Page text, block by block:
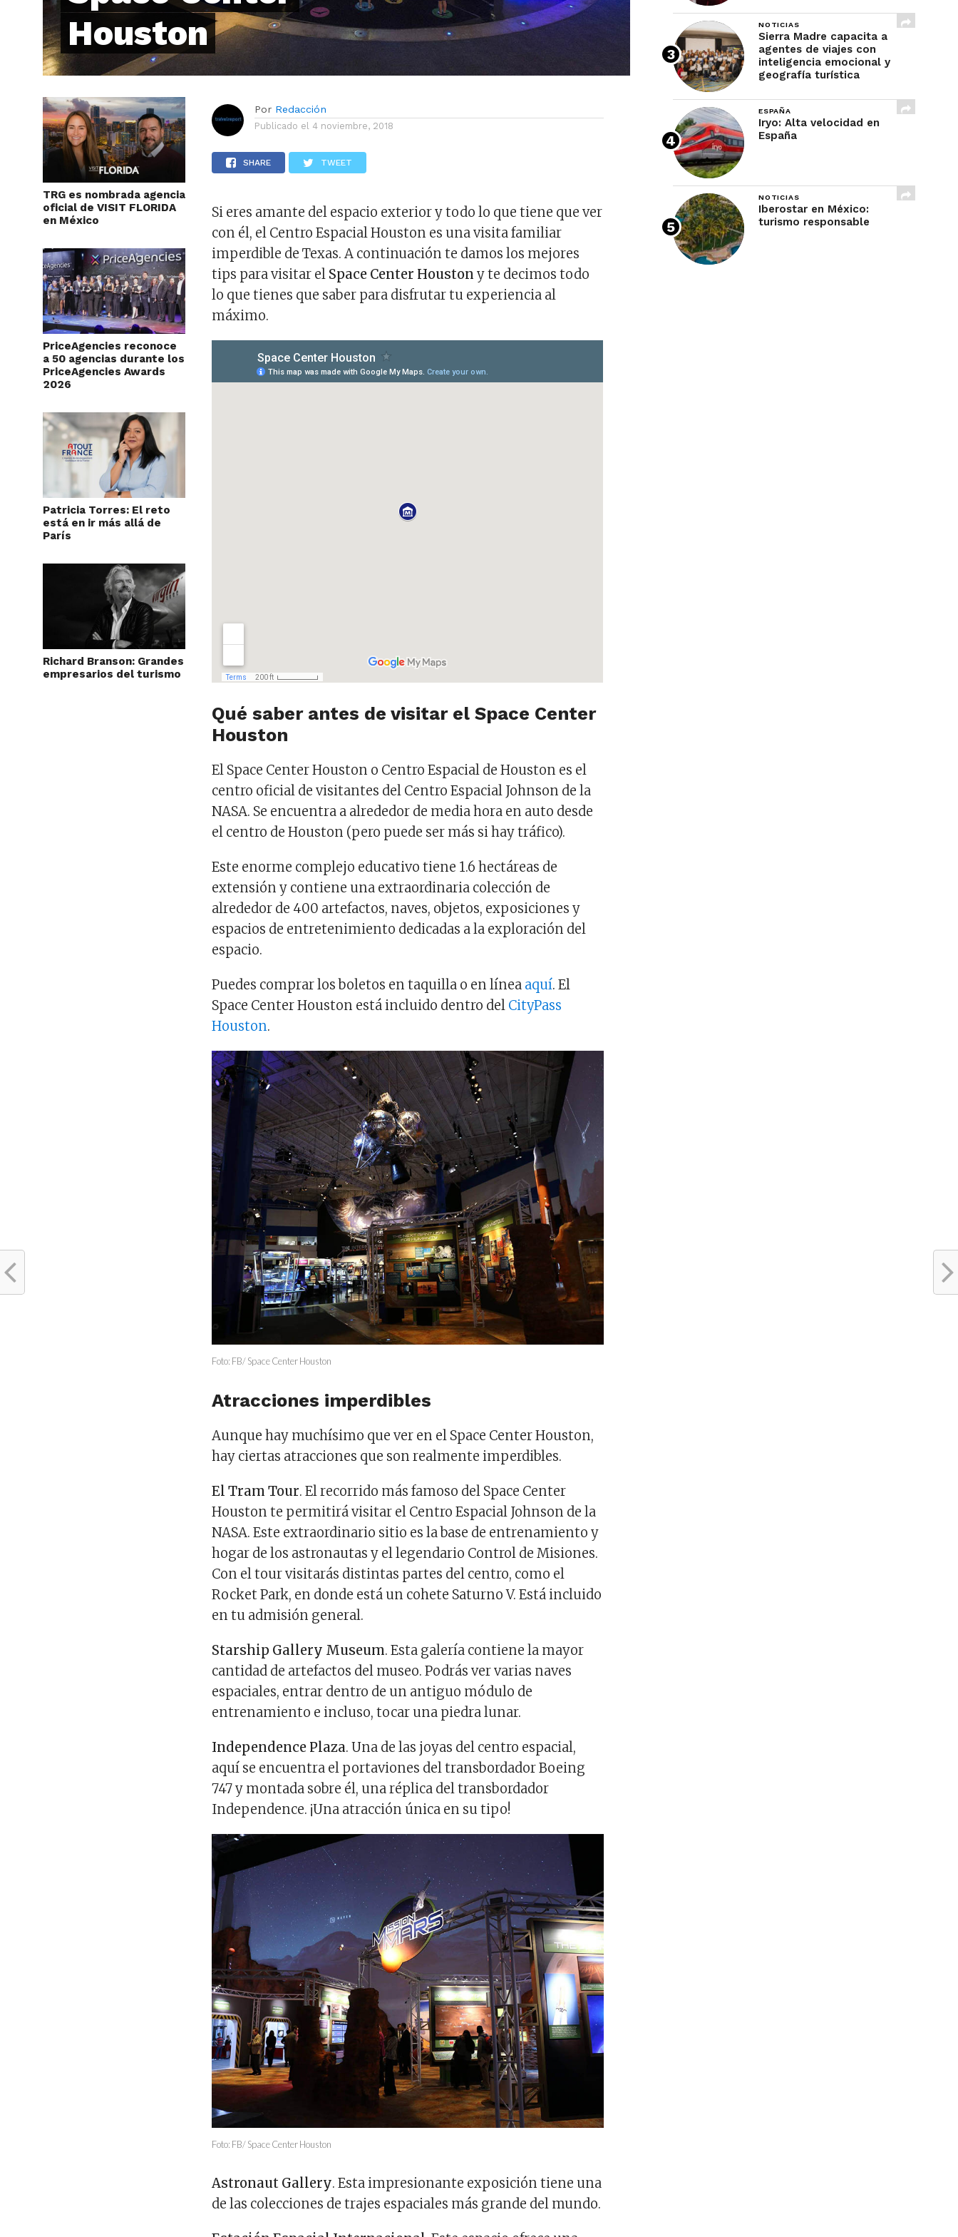
Houston
TRG es nombrada agencia
oficial de VISIT FLORIDA
en México
PriceAgencies reconoce
a 50 agencias durante los
PriceAgencies Awards
2026
Patricia Torres: El reto
está en ir más allá de
París
Richard Branson: Grandes
empresarios del turismo
Por Redacción
Publicado el 4 noviembre, 2018
SHARE TWEET
Si eres amante del espacio exterior y todo lo que tiene que ver
con él, el Centro Espacial Houston es una visita familiar
imperdible de Texas. A continuación te damos los mejores
tips para visitar el Space Center Houston y te decimos todo
lo que tienes que saber para disfrutar tu experiencia al
máximo.
Qué saber antes de visitar el Space Center
Houston
El Space Center Houston o Centro Espacial de Houston es el
centro oficial de visitantes del Centro Espacial Johnson de la
NASA. Se encuentra a alrededor de media hora en auto desde
el centro de Houston (pero puede ser más si hay tráfico).
Este enorme complejo educativo tiene 1.6 hectáreas de
extensión y contiene una extraordinaria colección de
alrededor de 400 artefactos, naves, objetos, exposiciones y
espacios de entretenimiento dedicadas a la exploración del
espacio.
Puedes comprar los boletos en taquilla o en línea aquí. El
Space Center Houston está incluido dentro del CityPass
Houston.
Foto: FB/ Space Center Houston
Atracciones imperdibles
Aunque hay muchísimo que ver en el Space Center Houston,
hay ciertas atracciones que son realmente imperdibles.
El Tram Tour. El recorrido más famoso del Space Center
Houston te permitirá visitar el Centro Espacial Johnson de la
NASA. Este extraordinario sitio es la base de entrenamiento y
hogar de los astronautas y el legendario Control de Misiones.
Con el tour visitarás distintas partes del centro, como el
Rocket Park, en donde está un cohete Saturno V. Está incluido
en tu admisión general.
Starship Gallery Museum. Esta galería contiene la mayor
cantidad de artefactos del museo. Podrás ver varias naves
espaciales, entrar dentro de un antiguo módulo de
entrenamiento e incluso, tocar una piedra lunar.
Independence Plaza. Una de las joyas del centro espacial,
aquí se encuentra el portaviones del transbordador Boeing
747 y montada sobre él, una réplica del transbordador
Independence. ¡Una atracción única en su tipo!
Foto: FB/ Space Center Houston
Astronaut Gallery. Esta impresionante exposición tiene una
de las colecciones de trajes espaciales más grande del mundo.
NOTICIAS
Sierra Madre capacita a
agentes de viajes con
inteligencia emocional y
geografía turística
ESPAÑA
Iryo: Alta velocidad en
España
NOTICIAS
Iberostar en México:
turismo responsable